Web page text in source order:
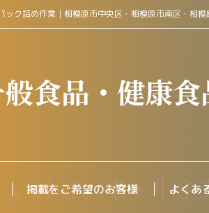
ック詰め作業｜相模原市中央区・相模原市南区・相
食品・健康
掲載をご希望のお客様 よくあ